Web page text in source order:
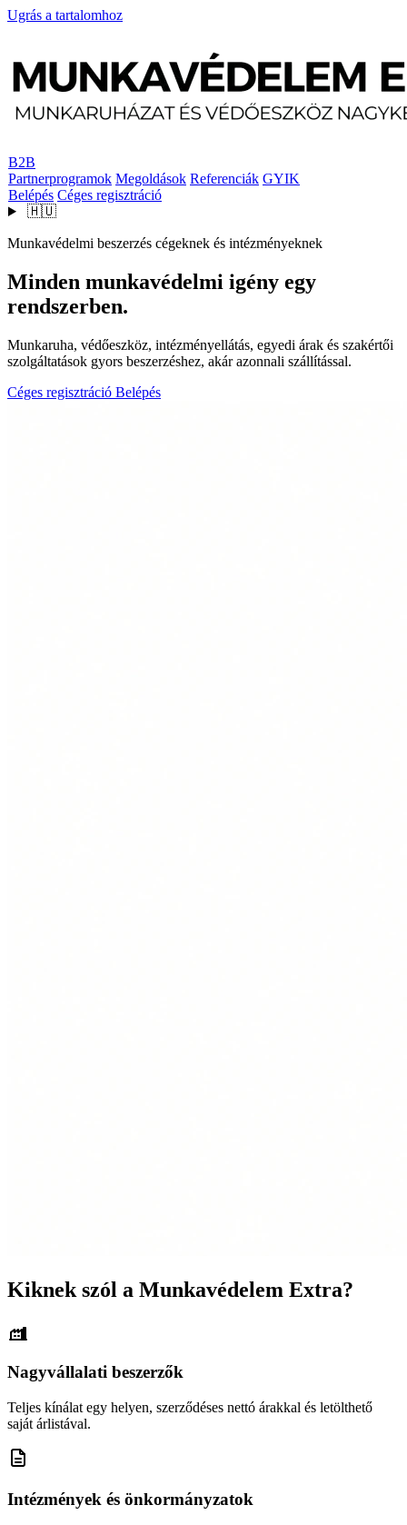
Ugrás a tartalomhoz
B2B
Partnerprogramok Megoldások Referenciák GYIK
Belépés Céges regisztráció
🇭🇺
Munkavédelmi beszerzés cégeknek és intézményeknek
Minden munkavédelmi igény egy
rendszerben.
Munkaruha, védőeszköz, intézményellátás, egyedi árak és szakértői
szolgáltatások gyors beszerzéshez, akár azonnali szállítással.
Céges regisztráció Belépés
Kiknek szól a Munkavédelem Extra?
Nagyvállalati beszerzők
Teljes kínálat egy helyen, szerződéses nettó árakkal és letölthető
saját árlistával.
Intézmények és önkormányzatok